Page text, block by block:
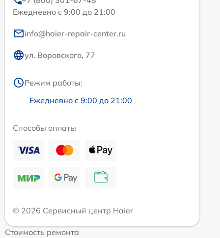
Ежедневно с 9:00 до 21:00
info@haier-repair-center.ru
ул. Воровского, 77
Режим работы:
Ежедневно с 9:00 до 21:00
Способы оплаты
© 2026 Сервисный центр Haier
Стоимость ремонта